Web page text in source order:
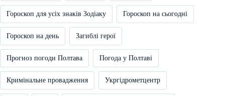
Гороскоп для усіх знаків Зодіаку Гороскоп на сьогодні
Гороскоп на день Загиблі герої
Прогноз погоди Полтава Погода у Полтаві
Кримінальне провадження Укргідрометцентр